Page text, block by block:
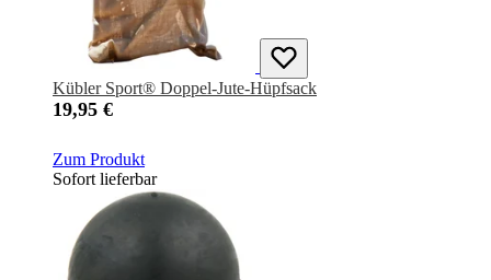
Kübler Sport® Doppel-Jute-Hüpfsack
19,95 €
Zum Produkt
Sofort lieferbar